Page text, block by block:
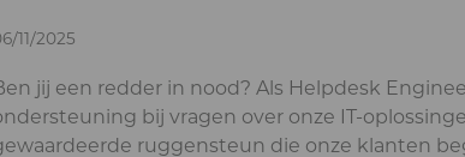
11/2025
jij een redder in nood? Als Helpdesk
bij vragen over onze IT-
ruggensteun die onze klanten